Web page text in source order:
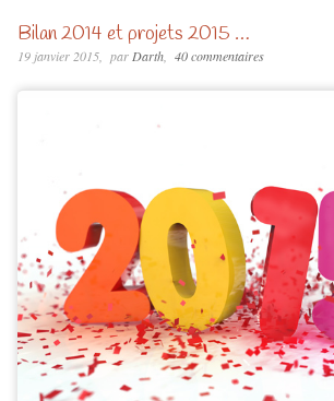
Bilan 2014 et projets 2015 …
19 janvier 2015 parDarth 40 commentaires